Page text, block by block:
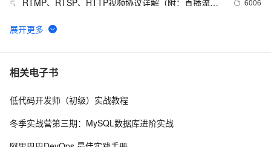
5
6
【YOLOv8改进 - 注意力机制】Triplet Attention：轻量有
7 Python PIL远程命令执行漏洞复现(CVE-2017-8291
8 新年快乐 ~
相关电子书
低代码开发师（初级）实战教程
冬季实战营第三期：MySQL数据库进阶实战